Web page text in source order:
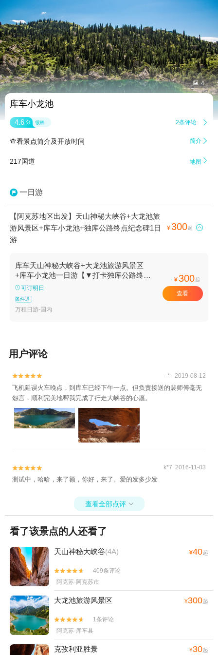
 4
库车小龙池
4.6 分 很棒 2条评论 
查看景点简介及开放时间 简介 
217国道 地图 
一日游
【阿克苏地区出发】天山神秘大峡谷+大龙池旅
游风景区+库车小龙池+独库公路终点纪念碑1日
游
¥300起 
库车天山神秘大峡谷+大龙池旅游风景区
+库车小龙池一日游【▼打卡独库公路终
点、克孜利亚胜景等奇观！】
可订明日
条件退
万程日游-国内
¥300起
查看
用户评论

 -*- 2019-08-12
飞机延误火车晚点，到库车已经下午一点。但负责接送的裴师傅毫无
怨言，顺利完美地帮我完成了行走大峡谷的心愿。

 k*7 2016-11-03
测试中，哈哈，来了额，你好，来了。爱的发多少发
查看全部点评 
看了该景点的人还看了
天山神秘大峡谷(4A) ¥40起


409条评论
阿克苏·阿克苏市
大龙池旅游风景区 ¥300起


1条评论
阿克苏·库车县
克孜利亚胜景 ¥30起
